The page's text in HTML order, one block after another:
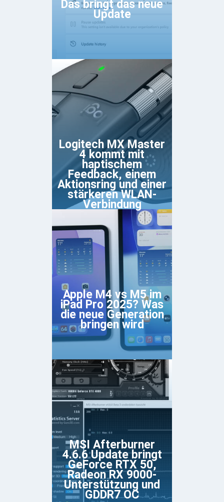
Das bringt das neue
Update
Logitech MX Master
4 kommt mit
haptischem
Feedback, einem
Aktionsring und einer
stärkeren WLAN-
Verbindung
Apple M4 vs M5 im
iPad Pro 2025? Was
die neue Generation
bringen wird
MSI Afterburner
4.6.6 Update bringt
GeForce RTX 50,
Radeon RX 9000-
Unterstützung und
GDDR7 OC